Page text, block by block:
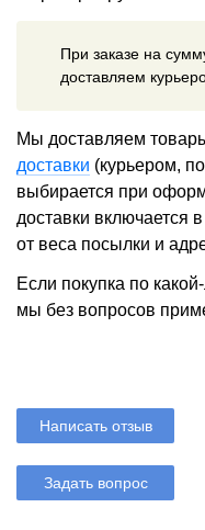
При заказе на
доставляем
Мы доставляем
доставки (курьером,
выбирается при
доставки включается
от веса посылки и
Если покупка по
мы без вопросов
Написать отзыв
Задать вопрос